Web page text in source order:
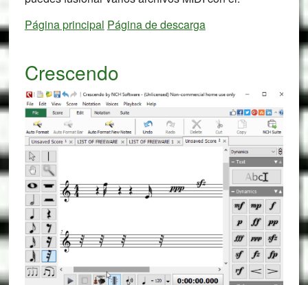
Página principal Página de descarga
Crescendo